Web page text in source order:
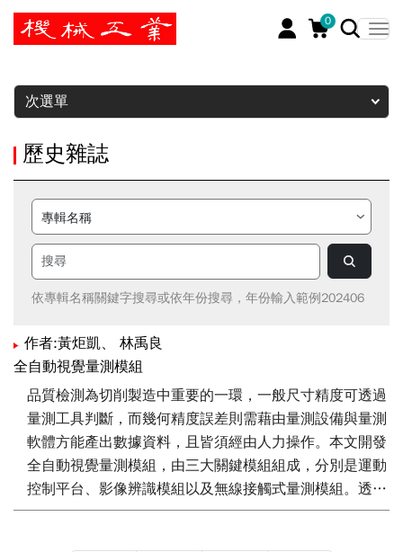
0
暫停
次選單
歷史雜誌
依專輯名稱關鍵字搜尋或依年份搜尋，年份輸入範例202406
作者:黃炬凱、 林禹良
全自動視覺量測模組
品質檢測為切削製造中重要的一環，一般尺寸精度可透過
量測工具判斷，而幾何精度誤差則需藉由量測設備與量測
軟體方能產出數據資料，且皆須經由人力操作。本文開發
全自動視覺量測模組，由三大關鍵模組組成，分別是運動
控制平台、影像辨識模組以及無線接觸式量測模組。透過
RCNN（Region-based Convolutional Neural Networks）